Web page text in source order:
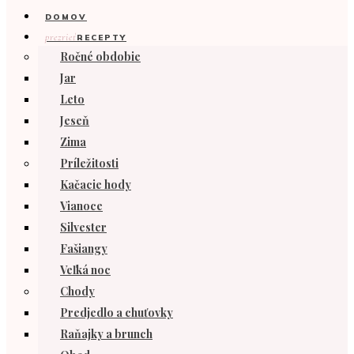
DOMOV
prezrieťRECEPTY
Ročné obdobie
Jar
Leto
Jeseň
Zima
Príležitosti
Kačacie hody
Vianoce
Silvester
Fašiangy
Veľká noc
Chody
Predjedlo a chuťovky
Raňajky a brunch